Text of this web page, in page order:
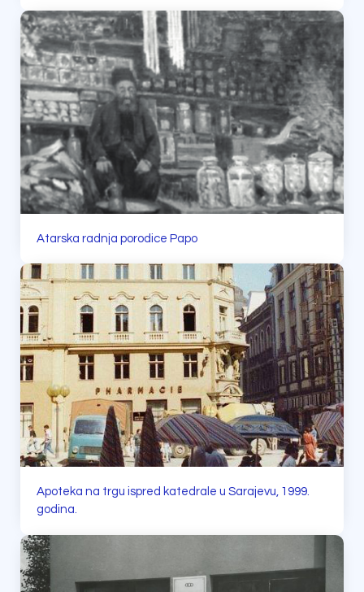
Atarska radnja porodice Papo
Apoteka na trgu ispred katedrale u Sarajevu, 1999.
godina.